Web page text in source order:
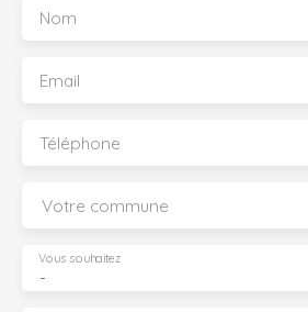
Nom
Email
Téléphone
Votre commune
-
Vous souhaitez